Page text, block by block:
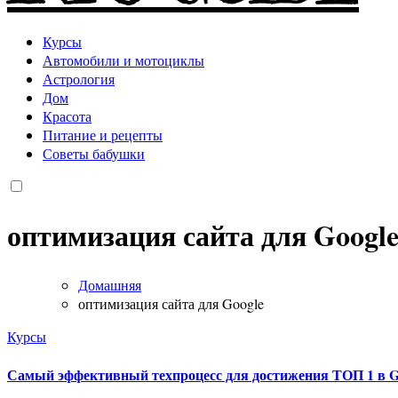
Курсы
Автомобили и мотоциклы
Астрология
Дом
Красота
Питание и рецепты
Советы бабушки
оптимизация сайта для Google
Домашняя
оптимизация сайта для Google
Курсы
Самый эффективный техпроцесс для достижения ТОП 1 в